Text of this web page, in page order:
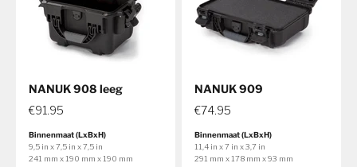
NANUK 908 leeg
€91.95
Binnenmaat (LxBxH)
9,5 in x 7,5 in x 7,5 in
241 mm x 190 mm x 190 mm
NANUK 909
€74.95
Binnenmaat (LxBxH)
11,4 in x 7 in x 3,7 in
291 mm x 178 mm x 93 mm